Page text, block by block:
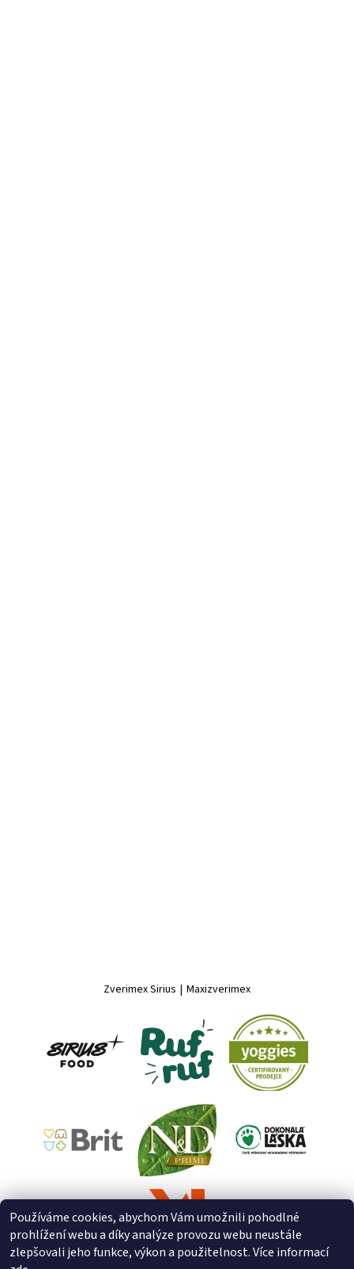
Zverimex Sirius | Maxizverimex
Používáme cookies, abychom Vám umožnili pohodlné
prohlížení webu a díky analýze provozu webu neustále
zlepšovali jeho funkce, výkon a použitelnost. Více informací